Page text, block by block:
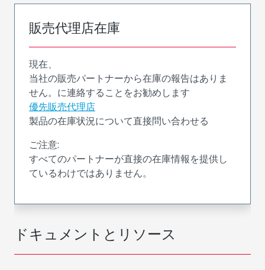
ドキュメントとリソース
販売代理店在庫
現在、
当社の販売パートナーから在庫の報告はありま
せん。に連絡することをお勧めします
優先販売代理店
製品の在庫状況について直接問い合わせる
ご注意:
すべてのパートナーが直接の在庫情報を提供し
ているわけではありません。